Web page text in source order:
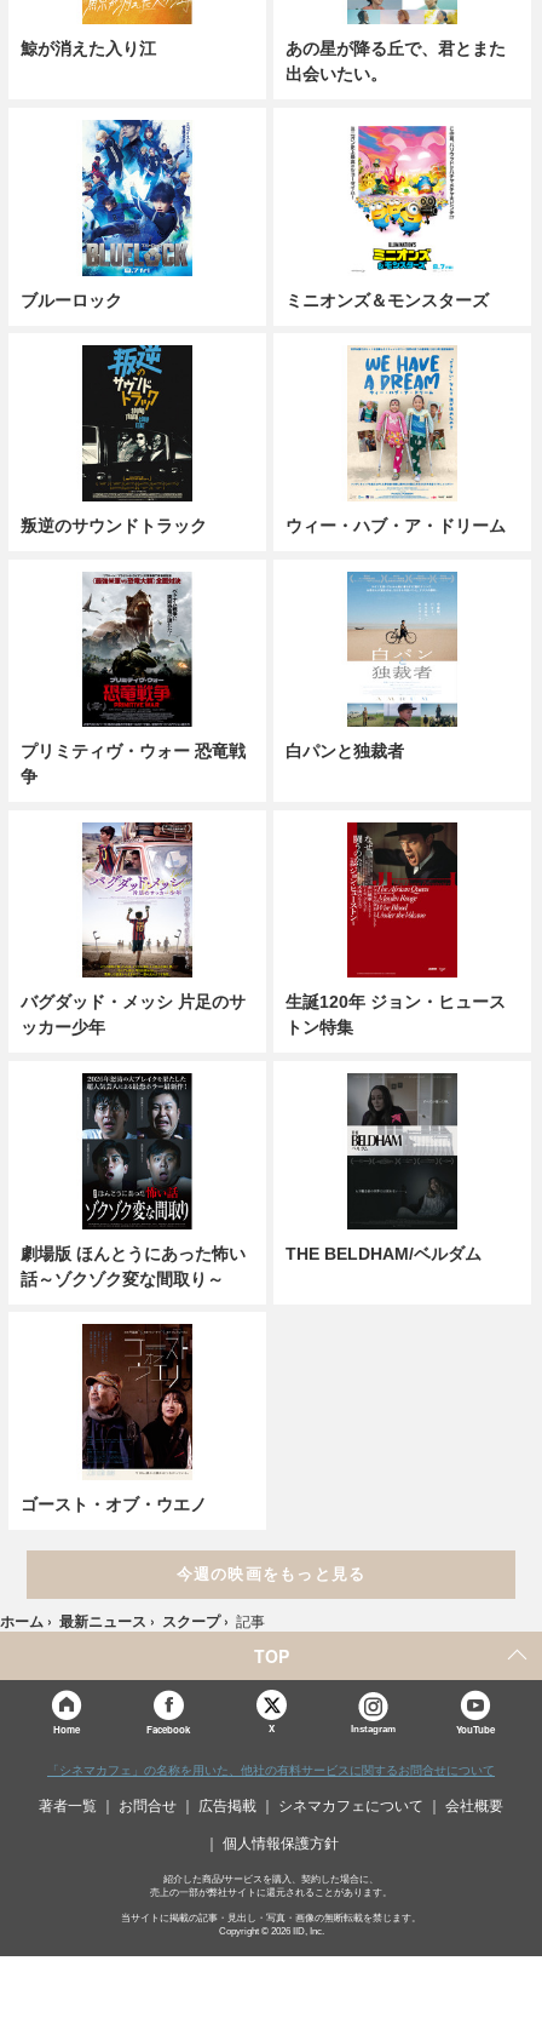
鯨が消えた入り江
あの星が降る丘で、君とまた
出会いたい。
ブルーロック ミニオンズ＆モンスターズ
叛逆のサウンドトラック ウィー・ハブ・ア・ドリーム
プリミティヴ・ウォー 恐竜戦
争
白パンと独裁者
バグダッド・メッシ 片足のサ
ッカー少年
生誕120年 ジョン・ヒュース
トン特集
劇場版 ほんとうにあった怖い
話～ゾクゾク変な間取り～
THE BELDHAM/ベルダム
ゴースト・オブ・ウエノ
今週の映画をもっと見る
ホーム › 最新ニュース › スクープ › 記事
TOP
Home Facebook X Instagram YouTube
「シネマカフェ」の名称を用いた、他社の有料サービスに関するお問合せについて
著者一覧 お問合せ 広告掲載 シネマカフェについて 会社概要
個人情報保護方針
紹介した商品/サービスを購入、契約した場合に、
売上の一部が弊社サイトに還元されることがあります。
当サイトに掲載の記事・見出し・写真・画像の無断転載を禁じます。
Copyright © 2026 IID, Inc.